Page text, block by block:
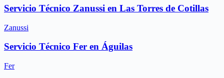
Servicio Técnico Zanussi en Las Torres de Cotillas
Zanussi
Servicio Técnico Fer en Águilas
Fer